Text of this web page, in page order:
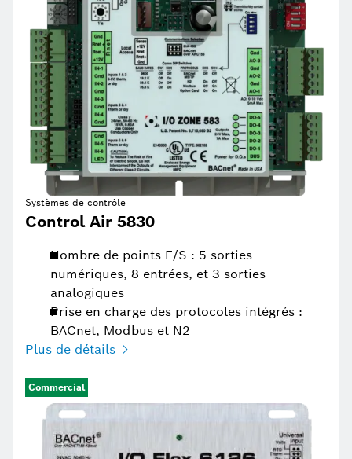
Systèmes de contrôle
Control Air 5830
Nombre de points E/S : 5 sorties
numériques, 8 entrées, et 3 sorties
analogiques
Prise en charge des protocoles intégrés :
BACnet, Modbus et N2
Plus de détails
Commercial